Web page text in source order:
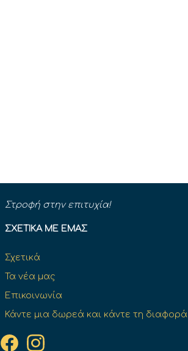
Στροφή στην επιτυχία!
ΣΧΕΤΙΚΆ ΜΕ ΕΜΆΣ
Σχετικά
Τα νέα μας
Επικοινωνία
Κάντε μια δωρεά και κάντε τη διαφορά